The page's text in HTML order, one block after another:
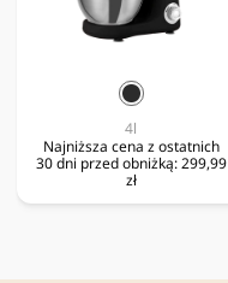
czarny
4l
Najniższa cena z ostatnich
30 dni przed obniżką: 299,99
zł